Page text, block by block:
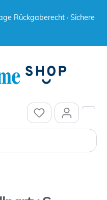
Rückgaberecht · Sichere